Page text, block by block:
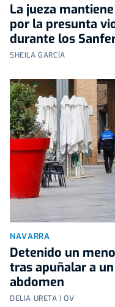
La jueza
por la presunta
durante los
SHEILA GARCÍA
NAVARRA
Detenido un
tras apuñalar a
abdomen
DELIA URETA | OV